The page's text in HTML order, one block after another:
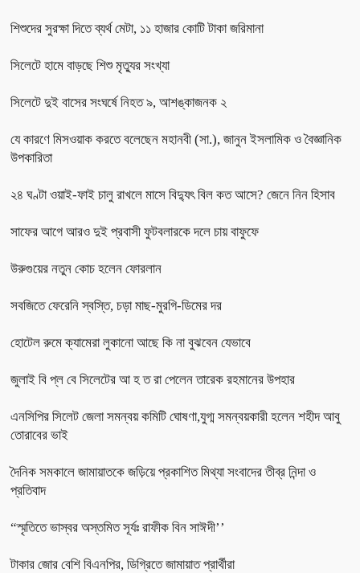
শিশুদের সুরক্ষা দিতে ব্যর্থ মেটা, ১১ হাজার কোটি টাকা জরিমানা
সিলেটে হামে বাড়ছে শিশু মৃত্যুর সংখ্যা
সিলেটে দুই বাসের সংঘর্ষে নিহত ৯, আশঙ্কাজনক ২
যে কারণে মিসওয়াক করতে বলেছেন মহানবী (সা.), জানুন ইসলামিক ও বৈজ্ঞানিক
উপকারিতা
২৪ ঘণ্টা ওয়াই-ফাই চালু রাখলে মাসে বিদ্যুৎ বিল কত আসে? জেনে নিন হিসাব
সাফের আগে আরও দুই প্রবাসী ফুটবলারকে দলে চায় বাফুফে
উরুগুয়ের নতুন কোচ হলেন ফোরলান
সবজিতে ফেরেনি স্বস্তি, চড়া মাছ-মুরগি-ডিমের দর
হোটেল রুমে ক্যামেরা লুকানো আছে কি না বুঝবেন যেভাবে
জুলাই বি প্ল বে সিলেটের আ হ ত রা পেলেন তারেক রহমানের উপহার
এনসিপির সিলেট জেলা সমন্বয় কমিটি ঘোষণা,যুগ্ম সমন্বয়কারী হলেন শহীদ আবু
তোরাবের ভাই
দৈনিক সমকালে জামায়াতকে জড়িয়ে প্রকাশিত মিথ্যা সংবাদের তীব্র নিন্দা ও
প্রতিবাদ
“স্মৃতিতে ভাস্বর অস্তমিত সূর্যঃ রাফীক বিন সাঈদী’’
টাকার জোর বেশি বিএনপির, ডিগ্রিতে জামায়াত প্রার্থীরা